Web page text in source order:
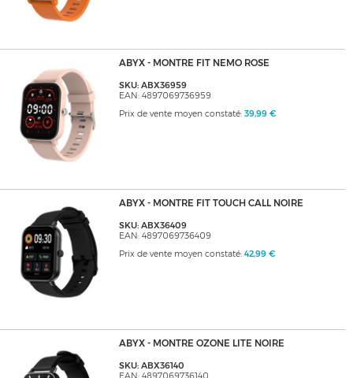
ABYX - MONTRE FIT NEMO ROSE
SKU: ABX36959
EAN: 4897069736959
Prix de vente moyen constaté: 39,99 €
ABYX - MONTRE FIT TOUCH CALL NOIRE
SKU: ABX36409
EAN: 4897069736409
Prix de vente moyen constaté: 42,99 €
ABYX - MONTRE OZONE LITE NOIRE
SKU: ABX36140